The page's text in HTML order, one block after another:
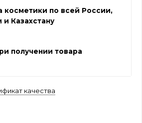
косметики по всей России,
и Казахстану
получении товара
качества